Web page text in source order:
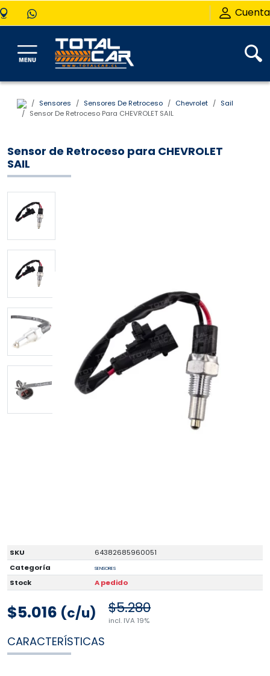
Cuenta
Sensores Sensores De Retroceso Chevrolet
Sail
Sensor De Retroceso Para CHEVROLET SAIL
Sensor de Retroceso para CHEVROLET
SAIL
SKU
64382685960051
Categoría
SENSORES
Stock A pedido
$5.016 (c/u) $5.280
incl. IVA 19%
CARACTERÍSTICAS